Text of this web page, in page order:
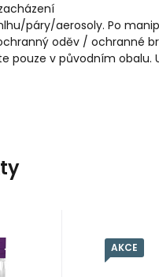
páry/aerosoly. Po
oděv / ochranné
pouze v původním
AKCE
Jar
EAN: